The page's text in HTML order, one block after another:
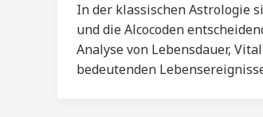
In der klassischen Astrologie
und die Alcocoden
Analyse von Lebensdauer,
bedeutenden